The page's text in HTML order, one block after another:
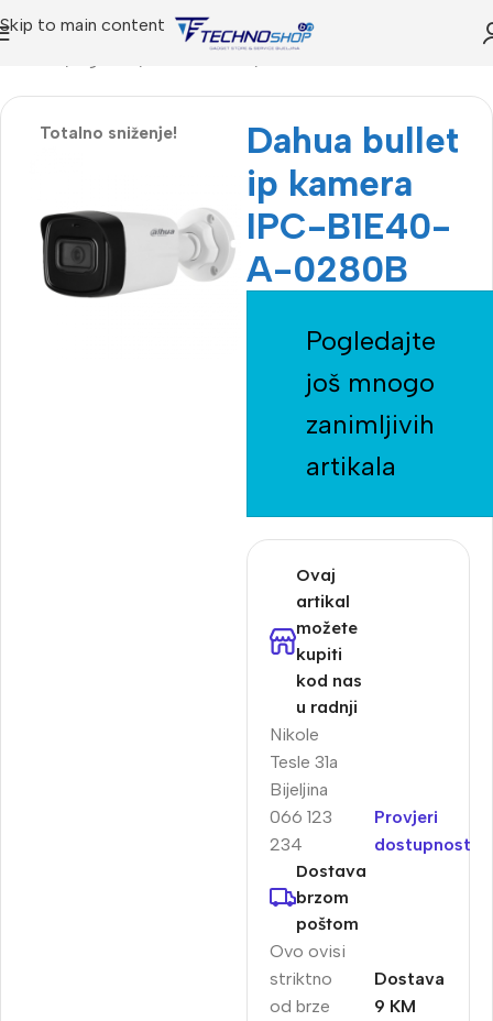
Skip to main content
Totalno sniženje!
Dahua bullet
ip kamera
IPC-B1E40-
A-0280B
Pogledajte
još mnogo
zanimljivih
artikala
Ovaj
artikal
možete
kupiti
kod nas
u radnji
Nikole
Tesle 31a
Bijeljina
066 123
234
Provjeri
dostupnost
Dostava
brzom
poštom
Ovo ovisi
striktno
od brze
Dostava
9 KM